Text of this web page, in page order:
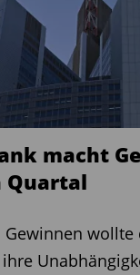
macht
Quartal
wollte